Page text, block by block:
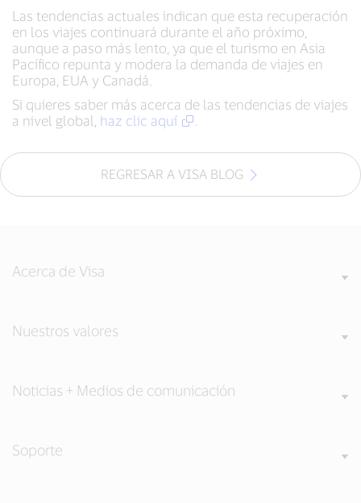
Las tendencias actuales indican que esta recuperación
en los viajes continuará durante el año próximo,
aunque a paso más lento, ya que el turismo en Asia
Pacífico repunta y modera la demanda de viajes en
Europa, EUA y Canadá.
Si quieres saber más acerca de las tendencias de viajes
a nivel global, haz clic aquí
REGRESAR A VISA BLOG
Acerca de Visa
Nuestros valores
Noticias + Medios de comunicación
Soporte